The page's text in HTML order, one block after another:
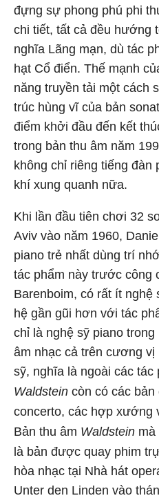
đựng sự phong phú phi
chi tiết, tất cả đều hướng
nghĩa Lãng mạn, dù tác
hạt Cổ điển. Thế mạnh
năng truyền tải một cách
trúc hùng vĩ của bản
điểm khởi đầu đến kết
trong bản thu âm năm
không chỉ riêng tiếng đàn
khí xung quanh nữa.
Khi lần đầu tiên chơi 32
Aviv vào năm 1960,
piano trẻ nhất dùng trí
tác phẩm này trước công
Barenboim, có rất ít nghệ
hệ gần gũi hơn với tác
chỉ là nghệ sỹ piano
âm nhạc cả trên cương
sỹ, nghĩa là ngoài các
Waldstein còn có các
concerto, các hợp xướng
Bản thu âm Waldstein mà
là bản được quay phim
hòa nhạc tại Nhà hát
Unter den Linden vào